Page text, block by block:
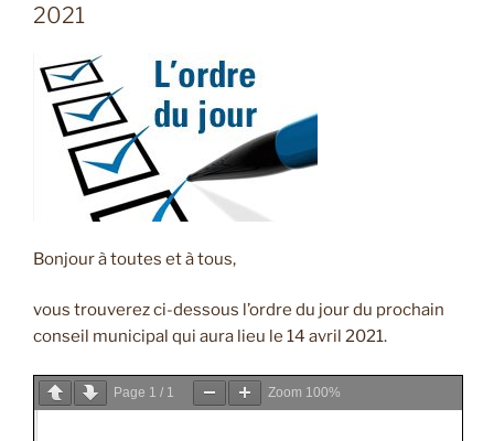
2021
Bonjour à toutes et à tous,
vous trouverez ci-dessous l’ordre du jour du prochain
conseil municipal qui aura lieu le 14 avril 2021.
Page 1 / 1 Zoom 100%